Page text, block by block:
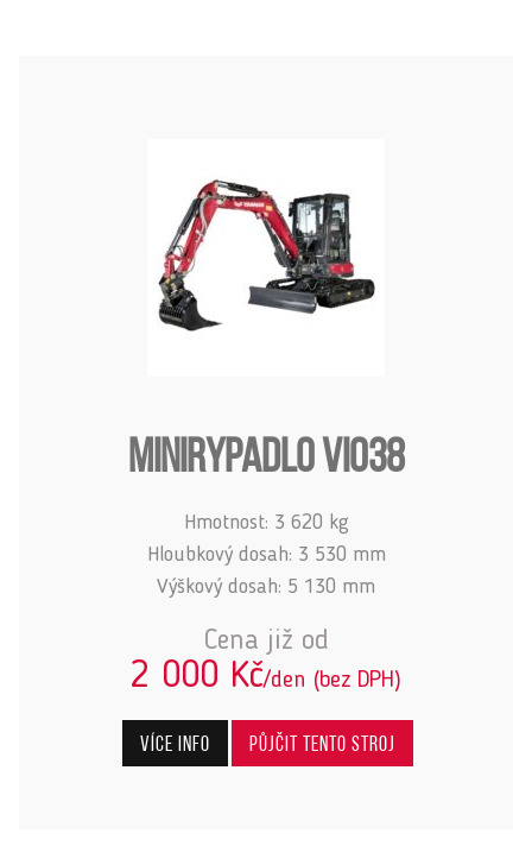
MINIRYPADLO VIO38
Hmotnost: 3 620 kg
Hloubkový dosah: 3 530 mm
Výškový dosah: 5 130 mm
Cena již od
2 000 Kč/den (bez DPH)
Více info Půjčit tento stroj